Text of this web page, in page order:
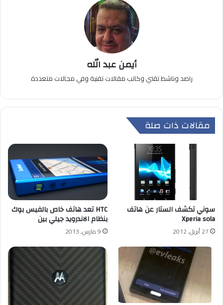
أيمن عبد الله
راصد وناشط تقني وكاتب مقالات تقنية وفي مجالات متعددة
مقالات ذات صلة
سوني تكشف الستار عن هاتف
Xperia sola
27 أبريل, 2012
HTC تعد هاتف خاص بالفيس بوك
بنظام الاندرويد جيلي بين
9 مارس, 2013